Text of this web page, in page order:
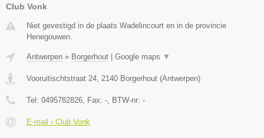
Club Vonk
Niet gevestigd in de plaats Wadelincourt en in de provincie
Henegouwen.
Antwerpen » Borgerhout | Google maps ▼
Vooruitischtstraat 24 2140 Borgerhout (Antwerpen)
Tel: 0495782826 , Fax: - , BTW-nr: -
E-mail › Club Vonk